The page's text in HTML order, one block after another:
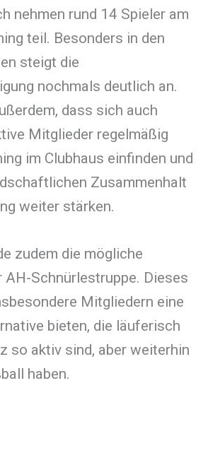
nehmen rund 14 Spieler am
teil. Besonders in den
steigt die
nochmals deutlich an.
dass sich auch
Mitglieder regelmäßig
im Clubhaus einfinden und
Zusammenhalt
weiter stärken.
zudem die mögliche
AH-Schnürlestruppe. Dieses
Mitgliedern eine
bieten, die läuferisch
so aktiv sind, aber weiterhin
haben.